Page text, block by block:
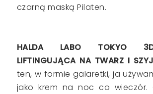
czarną maską Pilaten.
HALDA LABO TOKYO
LIFTINGUJĄCA NA TWARZ I
ten, w formie galaretki, ja
jako krem na noc co wieczór.